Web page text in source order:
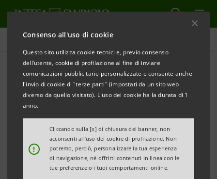
Consenso all'uso di cookie
Questo sito utilizza cookie tecnici e, previo consenso
dell’utente, cookie di profilazione al fine di inviare
comunicazioni pubblicitarie personalizzate e consente anche
l'invio di cookie di "terze parti" (impostati da un sito web
diverso da quello visitato). L'uso dei cookie ha la durata di 1
anno.
!
Cliccando sulla [x] di chiusura del banner, non
acconsenti all’uso dei cookie di profilazione. Non
potremo, perciò, personalizzare la tua esperienza
di navigazione, né offrirti contenuti in linea con le
tue preferenze o i tuoi comportamenti online.
Comunicati stampa
STAMPA AGGIORNA
COMUNICATO STAMPA
STEFANO BARRESE INCONTRA LE IMPRESE DEL
FOCUS SU INTERNAZIONALIZZAZIONE,
INNOVAZIONE, CAPITALIZZAZIONE E SVILUPPO
Una nuova spinta per espandere la presenza delle